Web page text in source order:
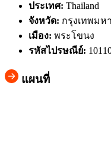
ประเทศ: Thailand
จังหวัด: กรุงเทพมห
เมือง: พระโขนง
รหัสไปรษณีย์:
แผนที่